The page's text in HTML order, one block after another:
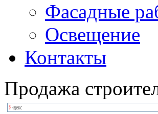
Фасадные
Освещение
Контакты
Продажа